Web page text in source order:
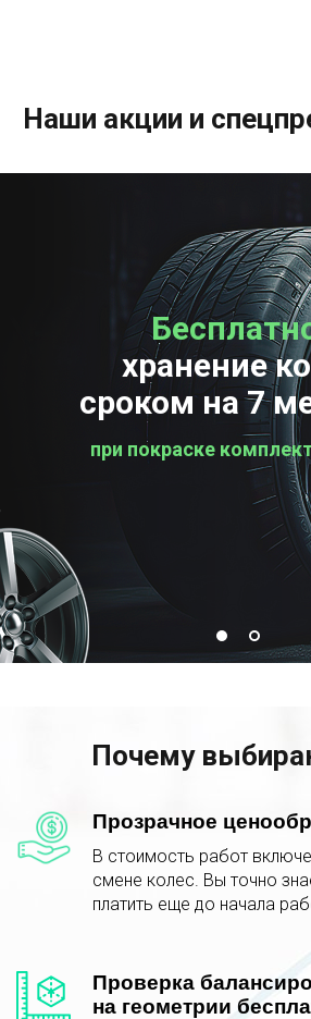
Наши акции и
хранение
сроком на 7
при покраске
проверка
Почему
Прозрачное
В стоимость работ
смене колес. Вы точно
платить еще до начала
Проверка
на геометрии